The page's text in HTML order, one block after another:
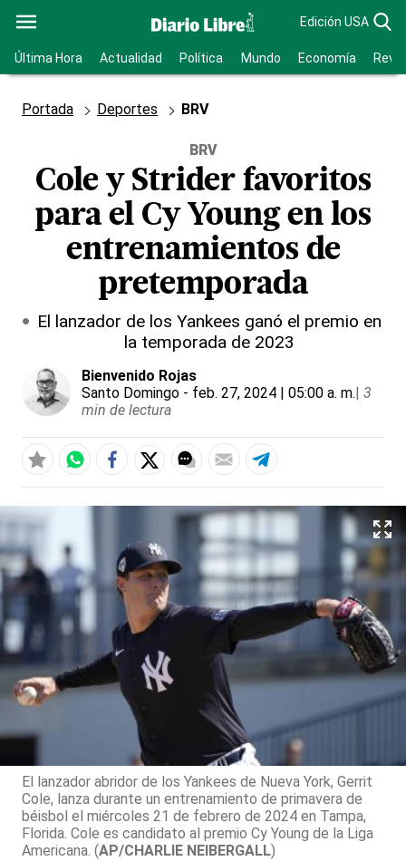
Edición USA
Última Hora Actualidad Política Mundo Economía
Portada Deportes BRV
BRV
Cole y Strider favoritos
para el Cy Young en los
entrenamientos de
pretemporada
El lanzador de los Yankees ganó el premio en
la temporada de 2023
Bienvenido Rojas
Santo Domingo - feb. 27, 2024 | 05:00 a. m.| 3
min de lectura
El lanzador abridor de los Yankees de Nueva York, Gerrit
Cole, lanza durante un entrenamiento de primavera de
béisbol el miércoles 21 de febrero de 2024 en Tampa,
Florida. Cole es candidato al premio Cy Young de la Liga
Americana. (AP/CHARLIE NEIBERGALL)